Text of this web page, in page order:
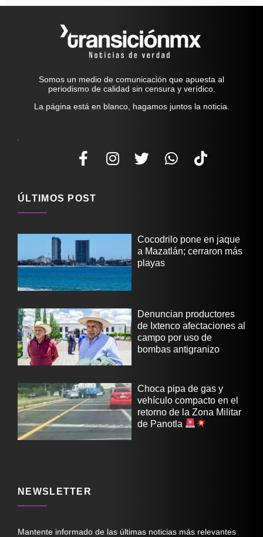
Somos un medio de comunicación que apuesta al
periodismo de calidad sin censura y verídico.
La página está en blanco, hagamos juntos la noticia.
ÚLTIMOS POST
Cocodrilo pone en jaque
a Mazatlán; cerraron más
playas
Denuncian productores
de Ixtenco afectaciones al
campo por uso de
bombas antigranizo
Choca pipa de gas y
vehículo compacto en el
retorno de la Zona Militar
de Panotla
NEWSLETTER
Mantente informado de las últimas noticias más relevantes